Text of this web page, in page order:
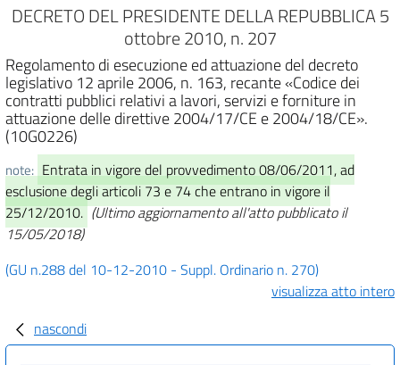
DECRETO DEL PRESIDENTE DELLA REPUBBLICA 5
ottobre 2010, n. 207
Regolamento di esecuzione ed attuazione del decreto
legislativo 12 aprile 2006, n. 163, recante «Codice dei
contratti pubblici relativi a lavori, servizi e forniture in
attuazione delle direttive 2004/17/CE e 2004/18/CE».
(10G0226)
note: Entrata in vigore del provvedimento 08/06/2011, ad
esclusione degli articoli 73 e 74 che entrano in vigore il
25/12/2010. (Ultimo aggiornamento all'atto pubblicato il
15/05/2018)
(GU n.288 del 10-12-2010 - Suppl. Ordinario n. 270)
visualizza atto intero
nascondi